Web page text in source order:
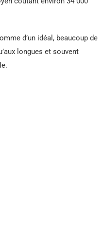
d’un idéal, beaucoup de
longues et souvent